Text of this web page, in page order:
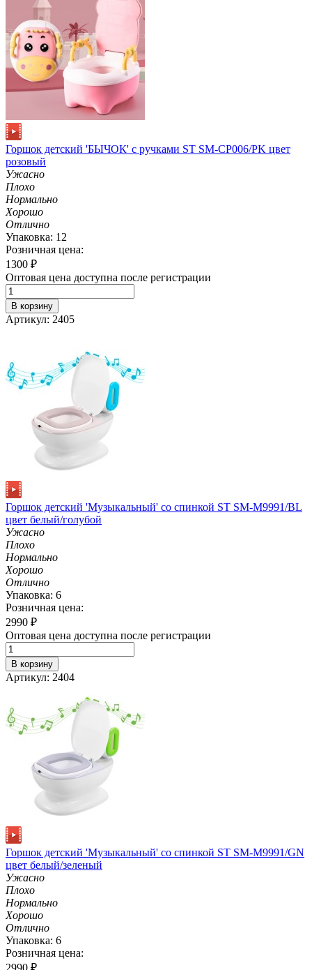
Горшок детский 'БЫЧОК' с ручками ST SM-CP006/PK цвет
розовый
Ужасно
Плохо
Нормально
Хорошо
Отлично
Упаковка: 12
Розничная цена:
1300 ₽
Оптовая цена доступна после регистрации
В корзину
Артикул: 2405
Горшок детский 'Музыкальный' со спинкой ST SM-M9991/BL
цвет белый/голубой
Ужасно
Плохо
Нормально
Хорошо
Отлично
Упаковка: 6
Розничная цена:
2990 ₽
Оптовая цена доступна после регистрации
В корзину
Артикул: 2404
Горшок детский 'Музыкальный' со спинкой ST SM-M9991/GN
цвет белый/зеленый
Ужасно
Плохо
Нормально
Хорошо
Отлично
Упаковка: 6
Розничная цена:
2990 ₽